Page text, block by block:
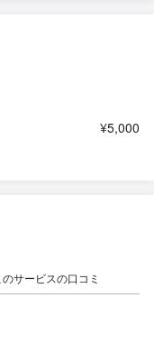
¥5,000
のサービスの口コミ